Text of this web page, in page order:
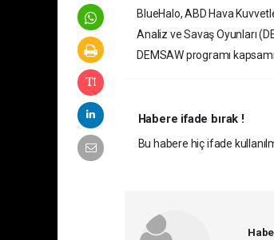
BlueHalo, ABD Hava
Analiz ve Savaş Oyunları
DEMSAW programı
Habere ifade bırak !
Bu habere hiç ifade